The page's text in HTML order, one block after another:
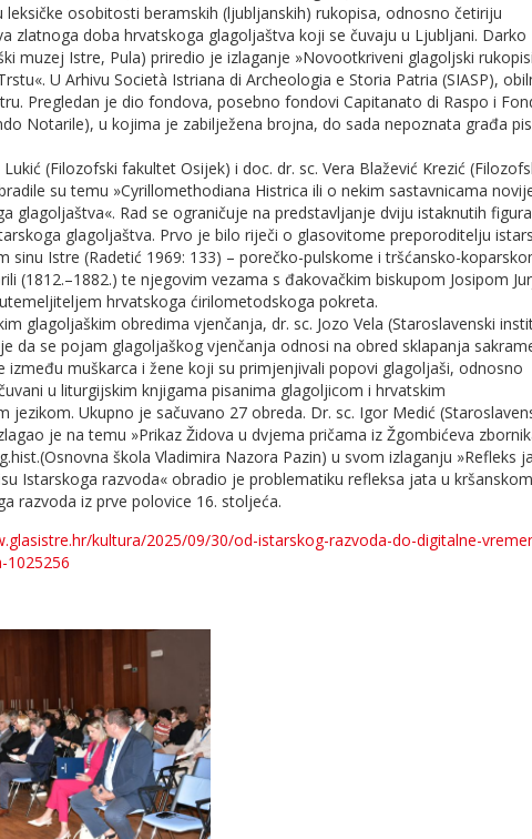
leksičke osobitosti beramskih (ljubljanskih) rukopisa, odnosno četiriju
zlatnoga doba hrvatskoga glagoljaštva koji se čuvaju u Ljubljani. Darko
muzej Istre, Pula) priredio je izlaganje »Novootkriveni glagoljski
U Arhivu Società Istriana di Archeologia e Storia Patria (SIASP),
Pregledan je dio fondova, posebno fondovi Capitanato di Raspo i
Notarile), u kojima je zabilježena brojna, do sada nepoznata građa
(Filozofski fakultet Osijek) i doc. dr. sc. Vera Blažević Krezić
su temu »Cyrillomethodiana Histrica ili o nekim sastavnicama
glagoljaštva«. Rad se ograničuje na predstavljanje dviju istaknutih figura
glagoljaštva. Prvo je bilo riječi o glasovitome preporoditelju
sinu Istre (Radetić 1969: 133) – porečko-pulskome i tršćansko-
(1812.–1882.) te njegovim vezama s đakovačkim biskupom Josipom
hrvatskoga ćirilometodskoga pokreta.
glagoljaškim obredima vjenčanja, dr. sc. Jozo Vela (Staroslavenski
da se pojam glagoljaškog vjenčanja odnosi na obred sklapanja
između muškarca i žene koji su primjenjivali popovi glagoljaši, odnosno
u liturgijskim knjigama pisanima glagoljicom i hrvatskim
jezikom. Ukupno je sačuvano 27 obreda. Dr. sc. Igor Medić
je na temu »Prikaz Židova u dvjema pričama iz Žgombićeva
škola Vladimira Nazora Pazin) u svom izlaganju »Refleks
Istarskoga razvoda« obradio je problematiku refleksa jata u kršanskom
razvoda iz prve polovice 16. stoljeća.
kultura/2025/09/30/od-istarskog-razvoda-do-digitalne-
1025256